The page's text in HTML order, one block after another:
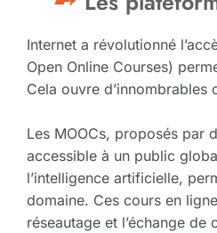
Internet a révolutionné
Open Online Courses)
Cela ouvre
Les MOOCs, proposés par
accessible à un public
l’intelligence artificielle,
domaine. Ces cours en
réseautage et l’échange